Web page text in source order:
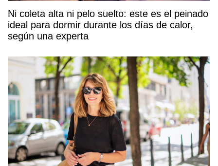
Ni coleta alta ni pelo suelto: este es el peinado
ideal para dormir durante los días de calor,
según una experta